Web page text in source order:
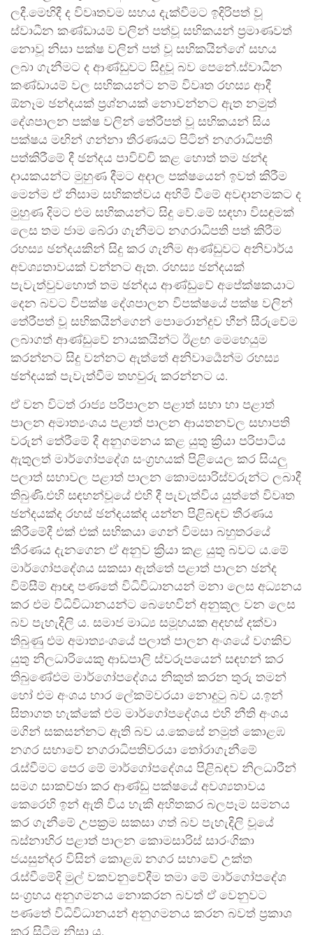
ලදී.මෙහිදී ද විවෘතවම සහය දැක්වීමට ඉදිරිපත් වූ
ස්වාධීන කණ්ඩායම් වලින් පත්වූ සභිකයන් ප්‍රමාණවත්
නොවූ නිසා පක්ෂ වලින් පත් වූ සභිකයින්ගේ සහය
ලබා ගැනීමට ද ආණ්ඩුවට සිදුවූ බව පෙනේ.ස්වාධීන
කණ්ඩායම් වල සභිකයන්ට නම් විවෘත රහස්‍ය ආදී
ඕනෑම ඡන්දයක් ප්‍රශ්නයක් නොවන්නට ඇත නමුත්
දේශපාලන පක්ෂ වලින් තේරීපත් වූ සභිකයන් සිය
පක්ෂය මඟින් ගන්නා තීරණයට පිටින් නගරාධිපති
පත්කිරීමේ දී ඡන්දය පාවිච්චි කළ හොත් තම ඡන්ද
දායකයන්ට මුහුණ දීමට අදාල පක්ෂයෙන් ඉවත් කිරීම
මෙන්ම ඒ නිසාම සභිකත්වය අහිමි වීමේ අවදානමකට ද
මුහුණ දිමට එම සභිකයන්ට සිදු වේ.මේ සඳහා විසඳුමක්
ලෙස තම ජාම බේරා ගැනීමට නගරාධිපති පත් කිරීම
රහස්‍ය ඡන්දයකින් සිදු කර ගැනීම ආණ්ඩුවට අනිවාර්ය
අවශ්‍යතාවයක් වන්නට ඇත. රහස්‍ය ඡන්දයක්
පැවැත්වුවහොත් තම ඡන්දය ආණ්ඩුවේ අපේක්ෂකයාට
දෙන බවට විපක්ෂ දේශපාලන විපක්ෂයේ පක්ෂ වලින්
තේරීපත් වූ සභිකයින්ගෙන් පොරොන්දුව හීන් සීරුවේම
ලබාගත් ආණ්ඩුවේ නායකයින්ට ඊළඟ මෙහෙයුම
කරන්නට සිදු වන්නට ඇත්තේ අනිවාර්‍යෙන්ම රහස්‍ය
ඡන්දයක් පැවැත්වීම තහවුරු කරන්නට ය.
ඒ වන විටත් රාජ්‍ය පරිපාලන පළාත් සභා හා පළාත්
පාලන අමාත්‍යංශය පළාත් පාලන ආයතනවල සභාපති
වරුන් තේරීමේ දී අනුගමනය කළ යුතු ක්‍රියා පරිපාටිය
ඇතුලත් මාර්ගෝපදේශ සංග්‍රහයක් පිළියෙල කර සියලු
පලාත් සභාවල පළාත් පාලන කොමසාරිස්වරුන්ට ලබාදී
තිබුණි.එහි සඳහන්වූයේ එහි දී පැවැත්විය යුත්තේ විවෘත
ඡන්දයක්ද රහස් ඡන්දයක්ද යන්න පිළිබඳව තීරණය
කිරීමේදී එක් එක් සභිකයා ගෙන් විමසා බහුතරයේ
තීරණය දැනගෙන ඒ අනුව ක්‍රියා කළ යුතු බවට ය.මේ
මාර්ගෝපදේශය සකසා ඇත්තේ පළාත් පාලන ඡන්ද
විම්සීම් ආඥා පණතේ විධිවිධානයන් මනා ලෙස අධ්‍යනය
කර එම විධිවිධානයන්ට බෙහෙවින් අනුකූල වන ලෙස
බව පැහැදිලි ය. සමාජ මාධ්‍ය සමූහයක අදහස් දක්වා
තිබුණු එම අමාත්‍යංශයේ පලාත් පාලන අංශයේ වගකිව
යුතු නිලධාරියෙකු ආඩපාලි ස්වරූපයෙන් සඳහන් කර
තිබුණේඑම මාර්ගෝපදේශය නිකුත් කරන තුරු තමන්
හෝ එම අංශය භාර ලේකම්වරයා නොදුටු බව ය.ඉන්
සිතාගත හැක්කේ එම මාර්ගෝපදේශය එහි නීති අංශය
මගින් සකසන්නට ඇති බව ය.කෙසේ නමුත් කොළඹ
නගර සභාවේ නගරාධිපතිවරයා තෝරාගැනීමේ
රැස්වීමට පෙර මේ මාර්ගෝපදේශය පිළිබඳව නිලධාරීන්
සමග සාකච්ඡා කර ආණ්ඩු පක්ෂයේ අවශ්‍යතාවය
කෙරෙහි ඉන් ඇති විය හැකි අහිතකර බලපෑම සමනය
කර ගැනීමේ උපක්‍රම සකසා ගත් බව පැහැදිලි වූයේ
බස්නාහිර පළාත් පාලන කොමසාරිස් සාරංගිකා
ජයසුන්දර විසින් කොළඹ නගර සභාවේ උක්ත
රැස්වීමේදි මුල් වකවනුවේදීම තමා මේ මාර්ගෝපදේශ
සංග්‍රහය අනුගමනය නොකරන බවත් ඒ වෙනුවට
පණතේ විධිවිධානයන් අනුගමනය කරන බවත් ප්‍රකාශ
කර සිටීම නිසා ය.